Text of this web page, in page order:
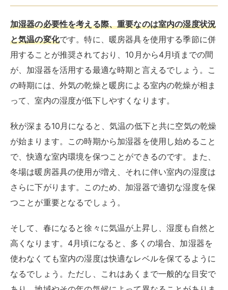
加湿器の必要性を考える際、重要なのは室内の湿度状況
と気温の変化です。特に、暖房器具を使用する季節に併
用することが推奨されており、10月から4月頃までの間
が、加湿器を活用する最適な時期と言えるでしょう。こ
の時期には、外気の乾燥と暖房による室内の乾燥が相ま
って、室内の湿度が低下しやすくなります。
秋が深まる10月になると、気温の低下と共に空気の乾燥
が始まります。この時期から加湿器を使用し始めること
で、快適な室内環境を保つことができるのです。また、
冬場は暖房器具の使用が増え、それに伴い室内の湿度は
さらに下がります。このため、加湿器で適切な湿度を保
つことが重要となるでしょう。
そして、春になると徐々に気温が上昇し、湿度も自然と
高くなります。4月頃になると、多くの場合、加湿器を
使わなくても室内の湿度は快適なレベルを保てるように
なるでしょう。ただし、これはあくまで一般的な目安で